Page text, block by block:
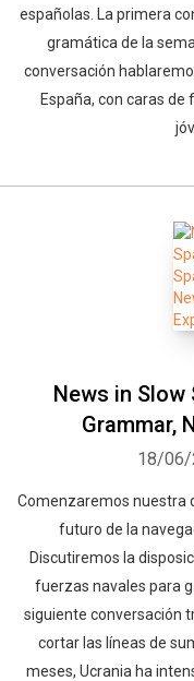
españolas. La primera
gramática de la
conversación
España, con caras
News in Slow
Grammar,
18/06/
Comenzaremos nuestra
futuro de la
Discutiremos la
fuerzas navales para
siguiente conversación
cortar las líneas de
meses, Ucrania ha